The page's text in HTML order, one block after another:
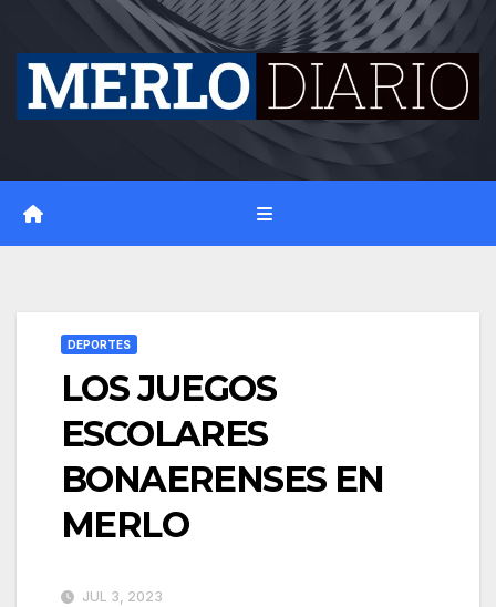
content
DEPORTES
LOS JUEGOS
ESCOLARES
BONAERENSES EN
MERLO
JUL 3, 2023